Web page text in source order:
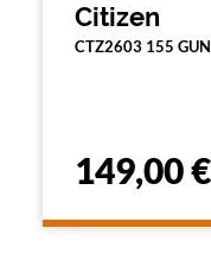
Citizen
CTZ2603 155 GUN
149,00 €